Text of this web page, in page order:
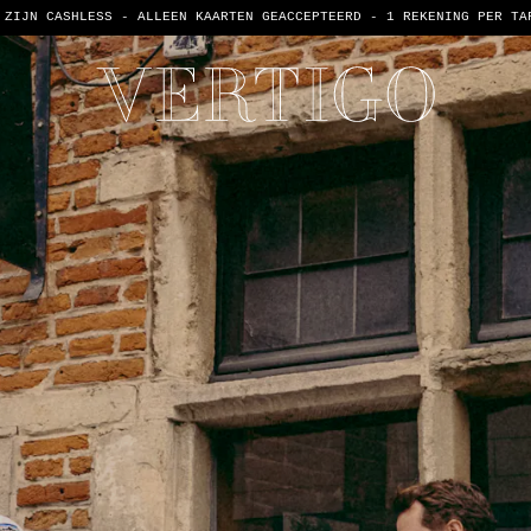
ZIJN CASHLESS - ALLEEN KAARTEN GEACCEPTEERD - 1 REKENING PER